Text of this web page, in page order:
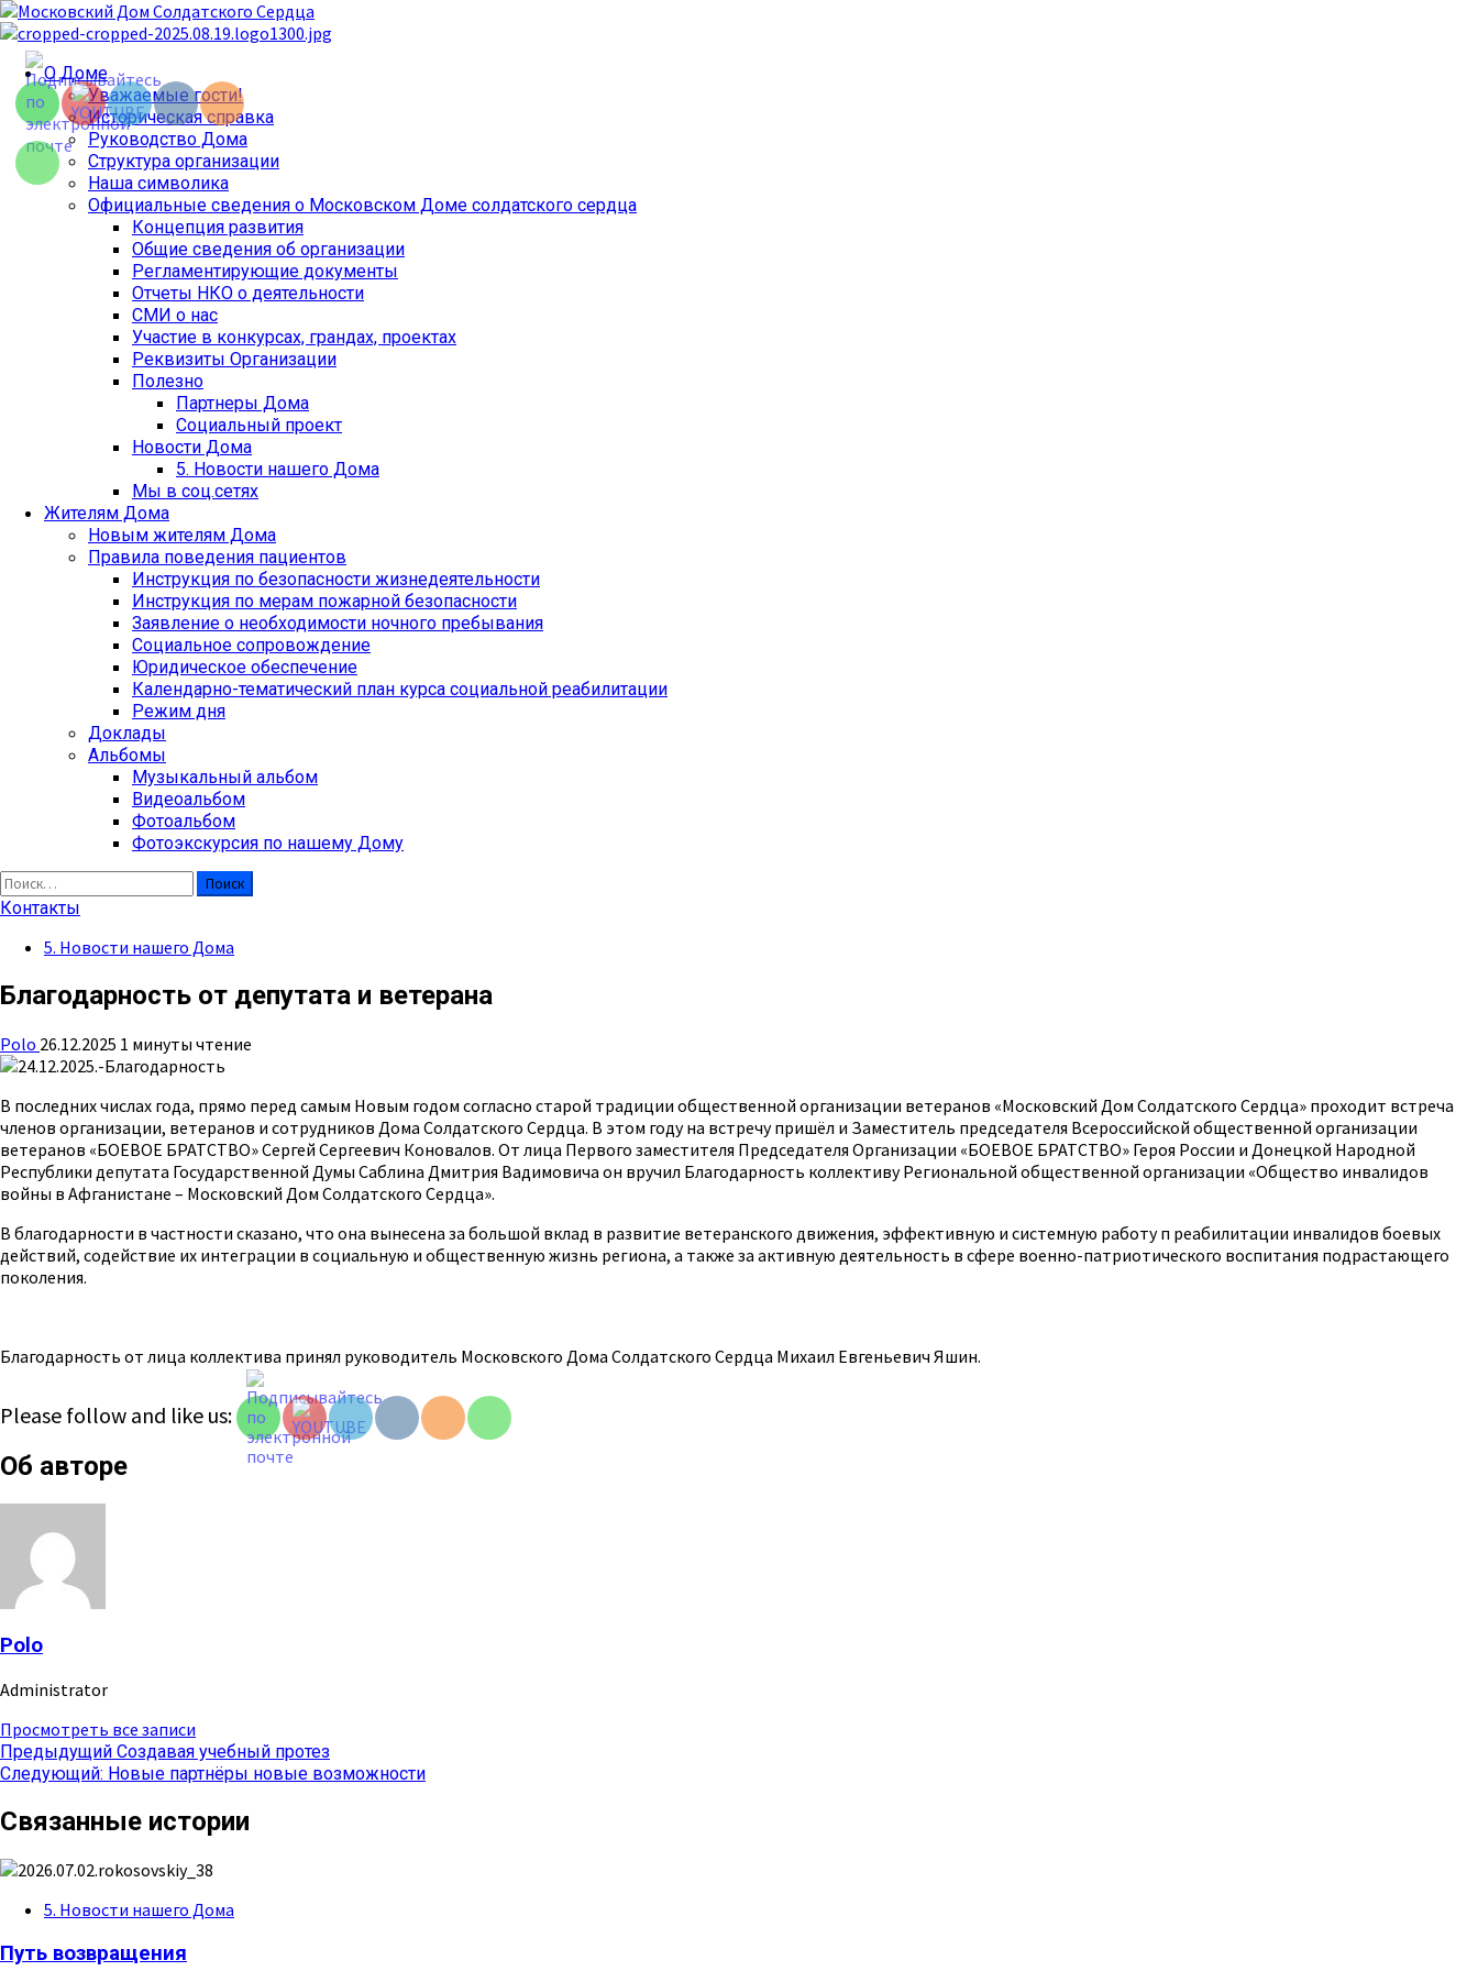
Перейти
к
содержимому
Основное
меню
О Доме
Уважаемые гости!
Историческая справка
Руководство Дома
Структура организации
Наша символика
Официальные сведения о Московском Доме солдатского сердца
Концепция развития
Общие сведения об организации
Регламентирующие документы
Отчеты НКО о деятельности
СМИ о нас
Участие в конкурсах, грандах, проектах
Реквизиты Организации
Полезно
Партнеры Дома
Социальный проект
Новости Дома
5. Новости нашего Дома
Мы в соц.сетях
Жителям Дома
Новым жителям Дома
Правила поведения пациентов
Инструкция по безопасности жизнедеятельности
Инструкция по мерам пожарной безопасности
Заявление о необходимости ночного пребывания
Социальное сопровождение
Юридическое обеспечение
Календарно-тематический план курса социальной реабилитации
Режим дня
Доклады
Альбомы
Музыкальный альбом
Видеоальбом
Фотоальбом
Фотоэкскурсия по нашему Дому
Найти:
Контакты
5. Новости нашего Дома
Благодарность от депутата и ветерана
Polo 26.12.2025 1 минуты чтение
В последних числах года, прямо перед самым Новым годом согласно старой традиции общественной организации ветеранов «Московский Дом Солдатского Сердца» проходит встреча
членов организации, ветеранов и сотрудников Дома Солдатского Сердца. В этом году на встречу пришёл и Заместитель председателя Всероссийской общественной организации
ветеранов «БОЕВОЕ БРАТСТВО» Сергей Сергеевич Коновалов. От лица Первого заместителя Председателя Организации «БОЕВОЕ БРАТСТВО» Героя России и Донецкой Народной
Республики депутата Государственной Думы Саблина Дмитрия Вадимовича он вручил Благодарность коллективу Региональной общественной организации «Общество инвалидов
войны в Афганистане – Московский Дом Солдатского Сердца».
В благодарности в частности сказано, что она вынесена за большой вклад в развитие ветеранского движения, эффективную и системную работу п реабилитации инвалидов боевых
действий, содействие их интеграции в социальную и общественную жизнь региона, а также за активную деятельность в сфере военно-патриотического воспитания подрастающего
поколения.
Благодарность от лица коллектива принял руководитель Московского Дома Солдатского Сердца Михаил Евгеньевич Яшин.
Please follow and like us:
Set Youtube
Channel ID
Об авторе
Polo
Administrator
Просмотреть все записи
Навигация
записи
Предыдущий Создавая учебный протез
Следующий: Новые партнёры новые возможности
Связанные истории
5. Новости нашего Дома
Путь возвращения
Set Youtube
Channel ID